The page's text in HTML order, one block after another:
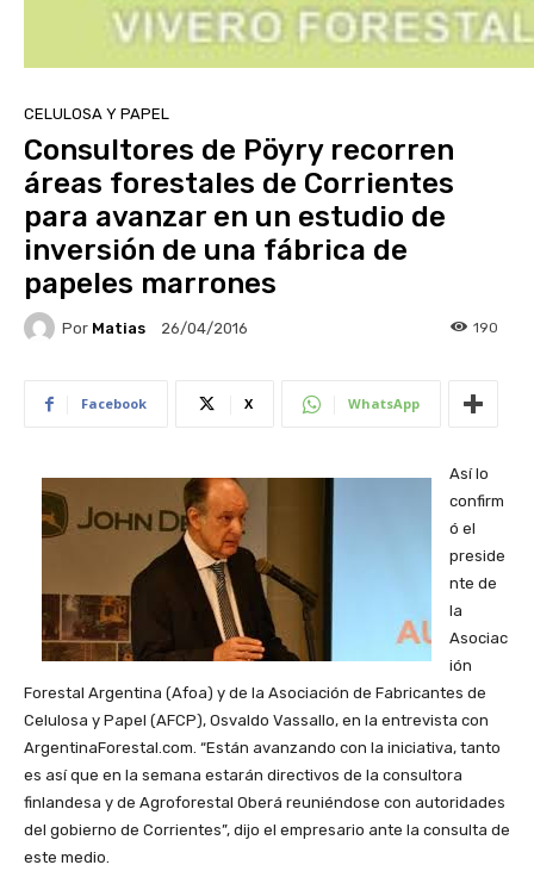
CELULOSA Y PAPEL
Consultores de Pöyry recorren
áreas forestales de Corrientes
para avanzar en un estudio de
inversión de una fábrica de
papeles marrones
Por Matias 26/04/2016 190
Facebook X WhatsApp
Así lo
confirm
ó el
preside
nte de
la
Asociac
ión
Forestal Argentina (Afoa) y de la Asociación de Fabricantes de
Celulosa y Papel (AFCP), Osvaldo Vassallo, en la entrevista con
ArgentinaForestal.com. “Están avanzando con la iniciativa, tanto
es así que en la semana estarán directivos de la consultora
finlandesa y de Agroforestal Oberá reuniéndose con autoridades
del gobierno de Corrientes”, dijo el empresario ante la consulta de
este medio.